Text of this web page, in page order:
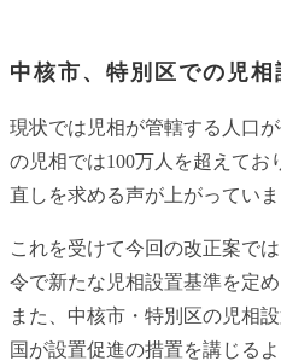
中核市、特別区での児相
現状では児相が管轄する人口
の児相では100万人を超えてお
直しを求める声が上がっていま
これを受けて今回の改正案で
令で新たな児相設置基準を定め
また、中核市・特別区の児相
国が設置促進の措置を講じる